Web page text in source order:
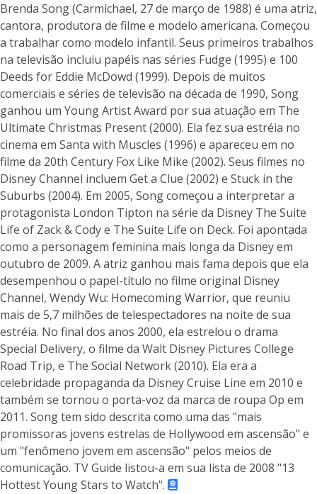
Brenda Song (Carmichael, 27 de março de 1988) é uma atriz,
cantora, produtora de filme e modelo americana. Começou
a trabalhar como modelo infantil. Seus primeiros trabalhos
na televisão incluiu papéis nas séries Fudge (1995) e 100
Deeds for Eddie McDowd (1999). Depois de muitos
comerciais e séries de televisão na década de 1990, Song
ganhou um Young Artist Award por sua atuação em The
Ultimate Christmas Present (2000). Ela fez sua estréia no
cinema em Santa with Muscles (1996) e apareceu em no
filme da 20th Century Fox Like Mike (2002). Seus filmes no
Disney Channel incluem Get a Clue (2002) e Stuck in the
Suburbs (2004). Em 2005, Song começou a interpretar a
protagonista London Tipton na série da Disney The Suite
Life of Zack & Cody e The Suite Life on Deck. Foi apontada
como a personagem feminina mais longa da Disney em
outubro de 2009. A atriz ganhou mais fama depois que ela
desempenhou o papel-título no filme original Disney
Channel, Wendy Wu: Homecoming Warrior, que reuniu
mais de 5,7 milhões de telespectadores na noite de sua
estréia. No final dos anos 2000, ela estrelou o drama
Special Delivery, o filme da Walt Disney Pictures College
Road Trip, e The Social Network (2010). Ela era a
celebridade propaganda da Disney Cruise Line em 2010 e
também se tornou o porta-voz da marca de roupa Op em
2011. Song tem sido descrita como uma das "mais
promissoras jovens estrelas de Hollywood em ascensão" e
um "fenômeno jovem em ascensão" pelos meios de
comunicação. TV Guide listou-a em sua lista de 2008 "13
Hottest Young Stars to Watch".